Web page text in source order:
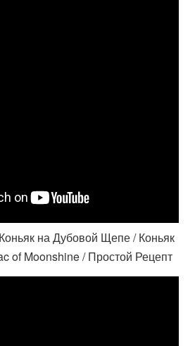
на Дубовой Щепе / Коньяк
of Moonshine / Простой Рецепт